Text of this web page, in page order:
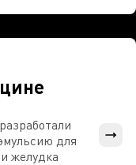
для
желудка